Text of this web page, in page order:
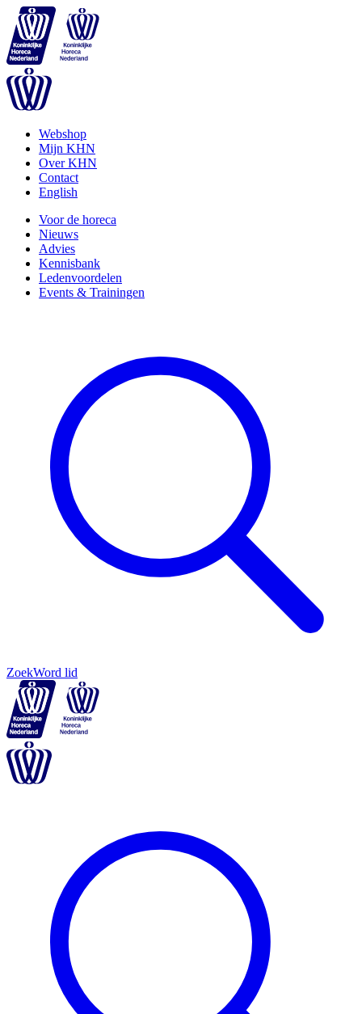
Webshop
Mijn KHN
Over KHN
Contact
English
Voor de horeca
Nieuws
Advies
Kennisbank
Ledenvoordelen
Events & Trainingen
ZoekWord lid